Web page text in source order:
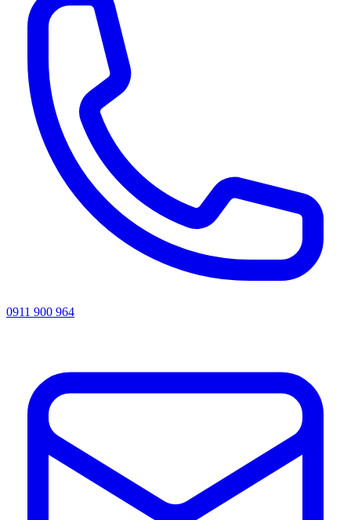
0911 900 964